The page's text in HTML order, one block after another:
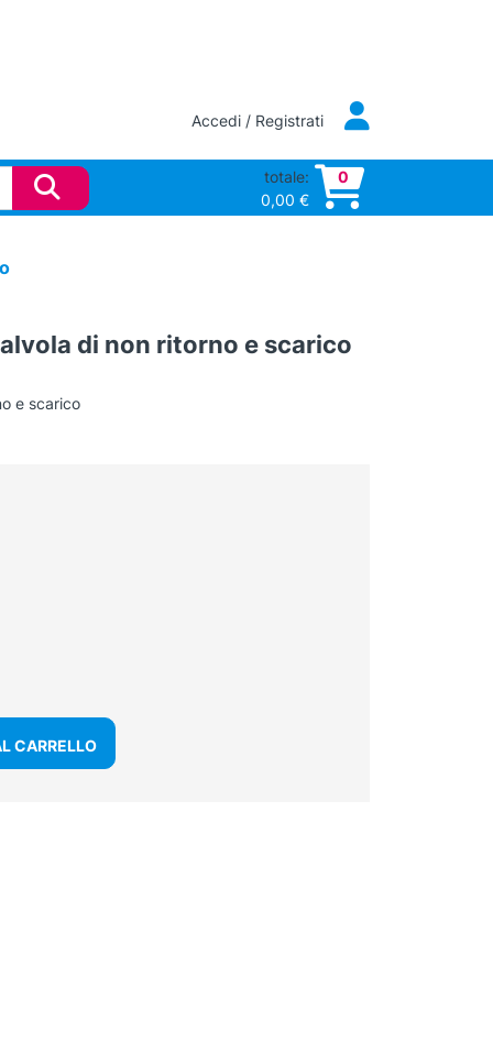
Accedi / Registrati
totale:
0,00 €
0
di non ritorno e scarico
e scarico
CARRELLO